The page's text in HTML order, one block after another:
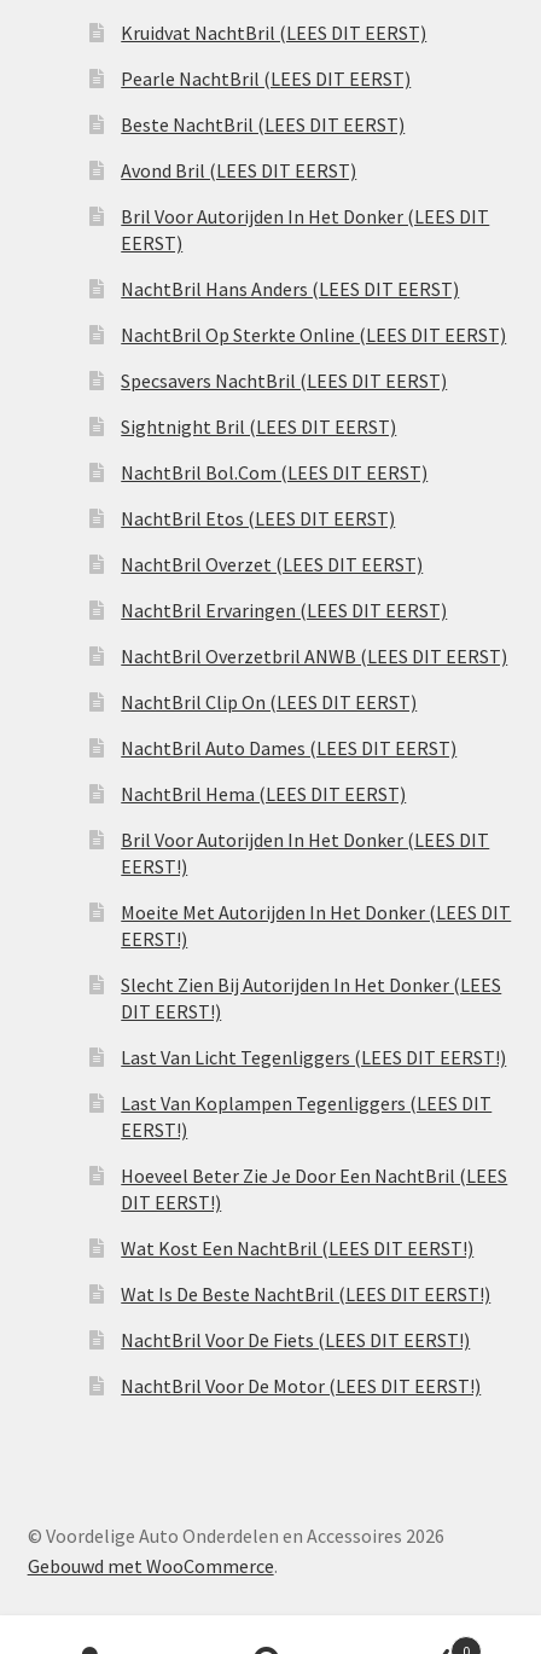
Kruidvat NachtBril (LEES DIT EERST)
Pearle NachtBril (LEES DIT EERST)
Beste NachtBril (LEES DIT EERST)
Avond Bril (LEES DIT EERST)
Bril Voor Autorijden In Het Donker (LEES DIT
EERST)
NachtBril Hans Anders (LEES DIT EERST)
NachtBril Op Sterkte Online (LEES DIT EERST)
Specsavers NachtBril (LEES DIT EERST)
Sightnight Bril (LEES DIT EERST)
NachtBril Bol.Com (LEES DIT EERST)
NachtBril Etos (LEES DIT EERST)
NachtBril Overzet (LEES DIT EERST)
NachtBril Ervaringen (LEES DIT EERST)
NachtBril Overzetbril ANWB (LEES DIT EERST)
NachtBril Clip On (LEES DIT EERST)
NachtBril Auto Dames (LEES DIT EERST)
NachtBril Hema (LEES DIT EERST)
Bril Voor Autorijden In Het Donker (LEES DIT
EERST!)
Moeite Met Autorijden In Het Donker (LEES DIT
EERST!)
Slecht Zien Bij Autorijden In Het Donker (LEES
DIT EERST!)
Last Van Licht Tegenliggers (LEES DIT EERST!)
Last Van Koplampen Tegenliggers (LEES DIT
EERST!)
Hoeveel Beter Zie Je Door Een NachtBril (LEES
DIT EERST!)
Wat Kost Een NachtBril (LEES DIT EERST!)
Wat Is De Beste NachtBril (LEES DIT EERST!)
NachtBril Voor De Fiets (LEES DIT EERST!)
NachtBril Voor De Motor (LEES DIT EERST!)
© Voordelige Auto Onderdelen en Accessoires 2026
Gebouwd met WooCommerce.